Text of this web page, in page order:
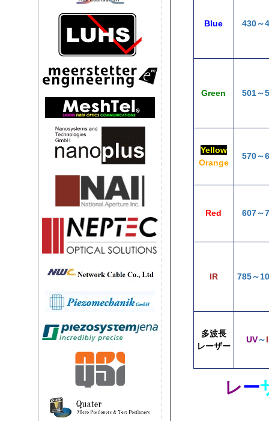
Blue 430～
Green 501～
Yellow
Orange
570～
Red 607～
IR 785～
多波長
レーザー
UV～
レー